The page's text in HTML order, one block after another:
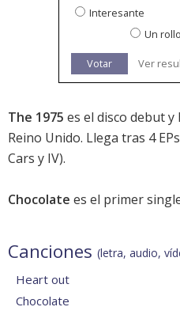
Interesante
Un rollo
Votar Ver
The 1975 es el disco debut
Reino Unido. Llega tras 4
Cars y IV).
Chocolate es el primer
Canciones (letra, audio,
Heart out
Chocolate